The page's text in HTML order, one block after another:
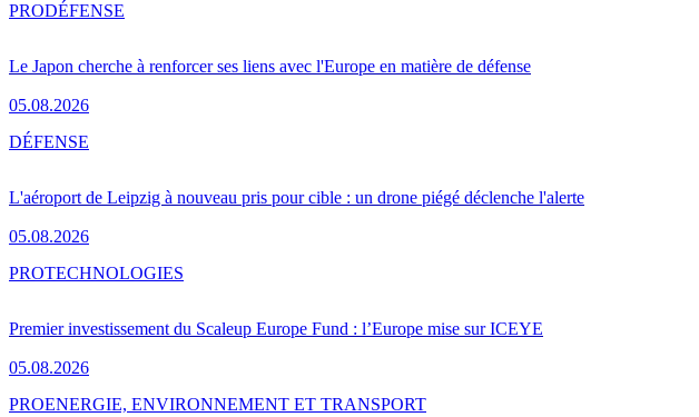
Le Japon cherche à renforcer ses liens avec l'Europe en matière de défense
05.08.2026
PRODÉFENSE
L'aéroport de Leipzig à nouveau pris pour cible : un drone piégé déclenche l'alerte
05.08.2026
DÉFENSE
Premier investissement du Scaleup Europe Fund : l’Europe mise sur ICEYE
05.08.2026
PROTECHNOLOGIES
PROENERGIE, ENVIRONNEMENT ET TRANSPORT